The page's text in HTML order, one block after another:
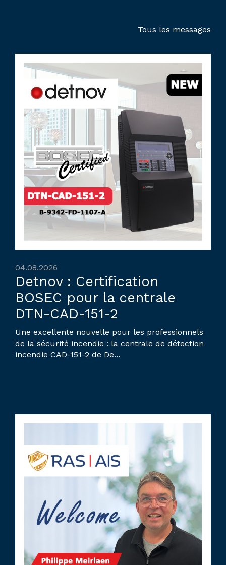
Tous les messages
04.08.2026
Detnov : Certification
BOSEC pour la centrale
DTN-CAD-151-2
Une excellente nouvelle pour les professionnels
de la sécurité incendie : la centrale de détection
incendie CAD-151-2 de De...